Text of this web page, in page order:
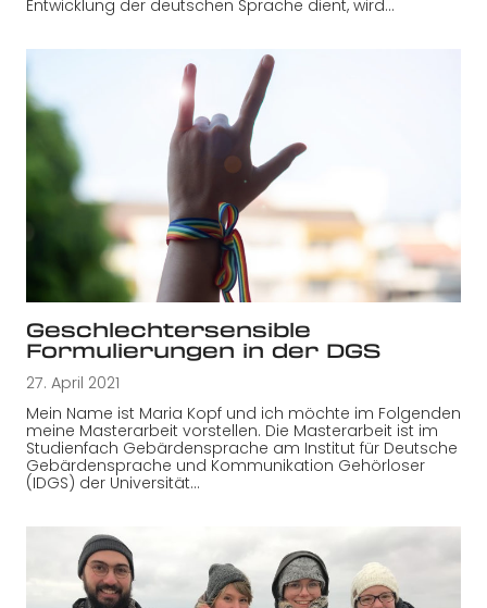
Entwicklung der deutschen Sprache dient, wird…
Geschlechtersensible
Formulierungen in der DGS
27. April 2021
Mein Name ist Maria Kopf und ich möchte im Folgenden
meine Masterarbeit vorstellen. Die Masterarbeit ist im
Studienfach Gebärdensprache am Institut für Deutsche
Gebärdensprache und Kommunikation Gehörloser
(IDGS) der Universität…